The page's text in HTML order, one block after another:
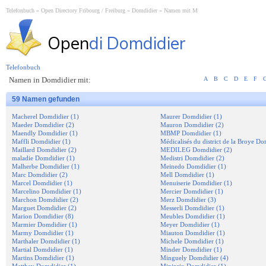
Telefonbuch Open Directory Fribourg / Freiburg Domdidier Namen mit M
Opendi Domdidier
Namen in Domdidier mit: A B C D E F
59 Namen gefunden
Macherel Domdidier (1)
Maeder Domdidier (2)
Maendly Domdidier (1)
Maffli Domdidier (1)
Maillard Domdidier (2)
maladie Domdidier (1)
Malherbe Domdidier (1)
Marc Domdidier (2)
Marcel Domdidier (1)
Marcelino Domdidier (1)
Marchon Domdidier (2)
Marguet Domdidier (2)
Marion Domdidier (8)
Marmier Domdidier (1)
Marmy Domdidier (1)
Marthaler Domdidier (1)
Martial Domdidier (1)
Martins Domdidier (1)
Maurer Domdidier (1)
Mauron Domdidier (2)
MBMP Domdidier (1)
Médicalisés du district de la Broye
MEDILEG Domdidier (2)
Medistri Domdidier (2)
Meinedo Domdidier (1)
Mell Domdidier (1)
Menuiserie Domdidier (1)
Mercier Domdidier (1)
Merz Domdidier (3)
Messerli Domdidier (1)
Meubles Domdidier (1)
Meyer Domdidier (1)
Miauton Domdidier (1)
Michele Domdidier (1)
Minder Domdidier (1)
Minguely Domdidier (4)
Telefonbuch